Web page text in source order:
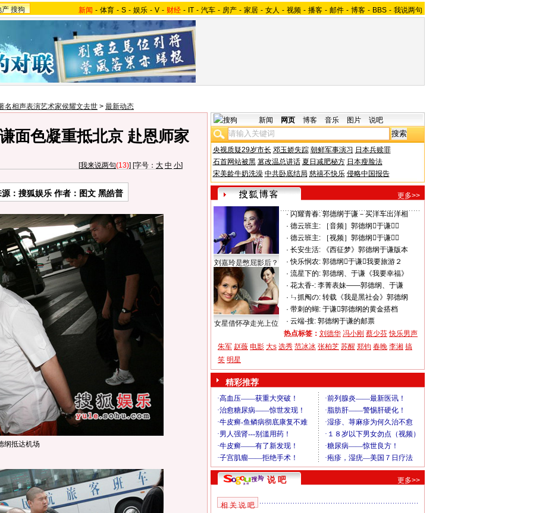
产 搜狗 新闻 - 体育 - S - 娱乐 - V - 财经 - IT - 汽车 - 房产 - 家居 - 女人 - 视频 - 播客 - 邮件 - 博客 - BBS - 我说两句
名相声表演艺术家侯耀文去世 > 最新动态
面色凝重抵北京 赴恩师家
[我来说两句(13)] [字号： 大 中 小]
源：搜狐娱乐 作者：图文 黑皓普
纲抵达机场
新闻 网页 博客 音乐 图片 说吧
央视质疑29岁市长 邓玉娇失踪 朝鲜军事演习 日本兵赎罪
石首网站被黑 篡改温总讲话 夏日减肥秘方 日本瘦脸法
宋美龄牛奶洗澡 中共卧底结局 慈禧不快乐 侵略中国报告
更多>>
刘嘉玲是憋屈影后？
女星借怀孕走光上位
· 闪耀青春: 郭德纲于谦－买洋车出洋相
· 德云班主:
［音频］郭德纲于谦－
· 德云班主:
［视频］郭德纲于谦－
· 长安生活:
《西征梦》郭德纲于谦版本
·快乐悯农: 郭德纲于谦我要旅游２
· 流星下的: 郭德纲、于谦《我要幸福》
· 花太香-: 李菁表妹——郭德纲、于谦
· ㄣ抓阄の: 转载《我是黑社会》郭德纲
· 带刺的蝴: 于谦郭德纲的黄金搭档
· 云端-搜: 郭德纲于谦的邮票
热点标签： 刘德华 冯小刚 蔡少芬 快乐男声
朱军 赵薇 电影 大s 选秀 范冰冰 张柏芝 苏醒 郑钧 春晚 李湘 搞
笑 明星
精彩推荐
说 吧 更多>>
相 关 说 吧